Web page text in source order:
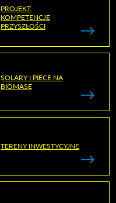
PROJEKT:
KOMPETENCJE
PRZYSZŁOŚCI
SOLARY I PIECE NA
BIOMASĘ
TERENY INWESTYCYJNE